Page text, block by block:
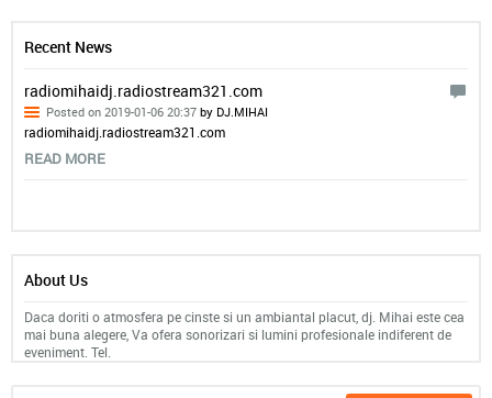
Recent News
radiomihaidj.radiostream321.com
Posted on 2019-01-06 20:37 by DJ.MIHAI
radiomihaidj.radiostream321.com
READ MORE
About Us
Daca doriti o atmosfera pe cinste si un ambiantal placut, dj. Mihai este cea
mai buna alegere, Va ofera sonorizari si lumini profesionale indiferent de
eveniment. Tel.